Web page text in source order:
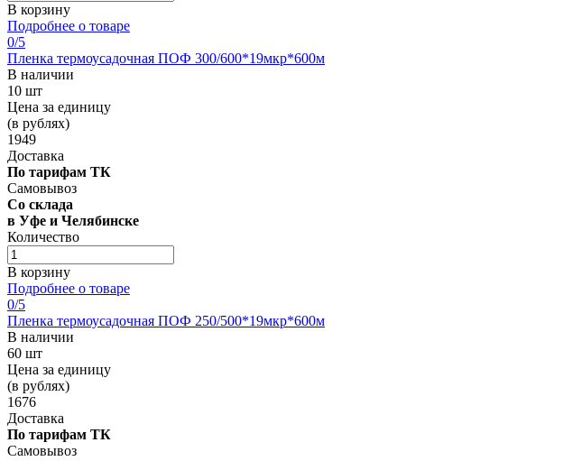
В корзину
Подробнее о товаре
0/5
Пленка термоусадочная ПОФ 300/600*19мкр*600м
В наличии
10 шт
Цена за единицу
(в рублях)
1949
Доставка
По тарифам ТК
Самовывоз
Со склада
в Уфе и Челябинске
Количество
В корзину
Подробнее о товаре
0/5
Пленка термоусадочная ПОФ 250/500*19мкр*600м
В наличии
60 шт
Цена за единицу
(в рублях)
1676
Доставка
По тарифам ТК
Самовывоз